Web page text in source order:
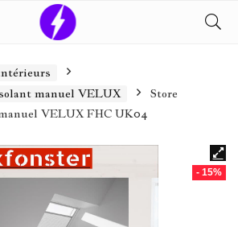
manuel VELUX
Store
VELUX FHC UK04
- 15%